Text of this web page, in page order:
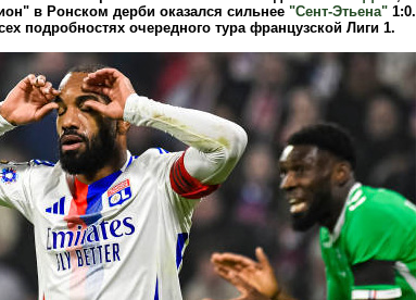
в Ронском дерби оказался сильнее "Сент-Этьена"1:0.
подробностях очередного тура французской Лиги 1.